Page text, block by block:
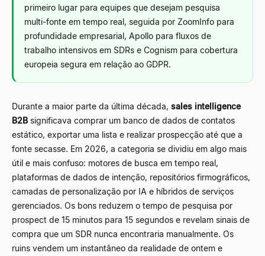
primeiro lugar para equipes que desejam pesquisa
multi-fonte em tempo real, seguida por ZoomInfo para
profundidade empresarial, Apollo para fluxos de
trabalho intensivos em SDRs e Cognism para cobertura
europeia segura em relação ao GDPR.
Durante a maior parte da última década, sales intelligence
B2B significava comprar um banco de dados de contatos
estático, exportar uma lista e realizar prospecção até que a
fonte secasse. Em 2026, a categoria se dividiu em algo mais
útil e mais confuso: motores de busca em tempo real,
plataformas de dados de intenção, repositórios firmográficos,
camadas de personalização por IA e híbridos de serviços
gerenciados. Os bons reduzem o tempo de pesquisa por
prospect de 15 minutos para 15 segundos e revelam sinais de
compra que um SDR nunca encontraria manualmente. Os
ruins vendem um instantâneo da realidade de ontem e